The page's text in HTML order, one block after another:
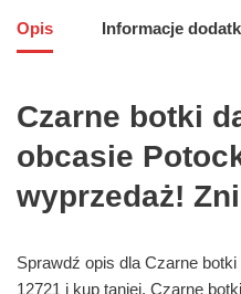
Opis Informacje
Czarne botki
obcasie
wyprzedaż!
Sprawdź opis dla Czarne
12721 i kup taniej. Czarne